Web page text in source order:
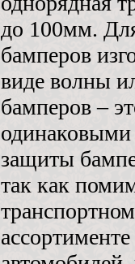
до 100мм.
бамперов
виде волны
бамперов –
защиты
так как